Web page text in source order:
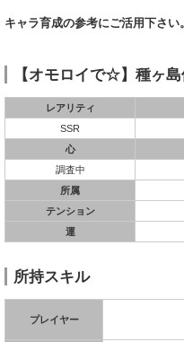
キャラ育成の参考にご活用下さい。
【オモロイで☆】種ヶ島
レアリティ
SSR
心
調査中
所属
テンション
運
所持スキル
プレイヤー